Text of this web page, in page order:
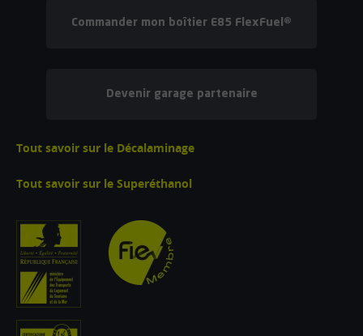
Commander mon boîtier E85 FlexFuel®
Devenir garage partenaire
Tout savoir sur le Décalaminage
Tout savoir sur le Superéthanol